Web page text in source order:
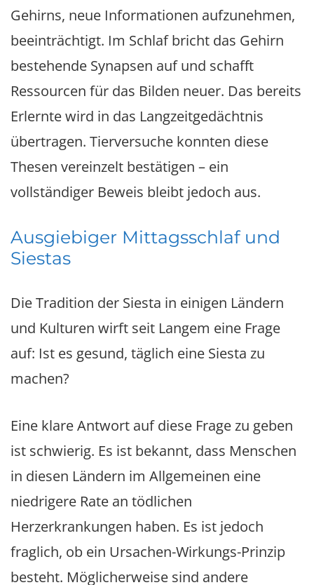
Gehirns, neue Informationen aufzunehmen,
beeinträchtigt. Im Schlaf bricht das Gehirn
bestehende Synapsen auf und schafft
Ressourcen für das Bilden neuer. Das bereits
Erlernte wird in das Langzeitgedächtnis
übertragen. Tierversuche konnten diese
Thesen vereinzelt bestätigen – ein
vollständiger Beweis bleibt jedoch aus.
Ausgiebiger Mittagsschlaf und
Siestas
Die Tradition der Siesta in einigen Ländern
und Kulturen wirft seit Langem eine Frage
auf: Ist es gesund, täglich eine Siesta zu
machen?
Eine klare Antwort auf diese Frage zu geben
ist schwierig. Es ist bekannt, dass Menschen
in diesen Ländern im Allgemeinen eine
niedrigere Rate an tödlichen
Herzerkrankungen haben. Es ist jedoch
fraglich, ob ein Ursachen-Wirkungs-Prinzip
besteht. Möglicherweise sind andere